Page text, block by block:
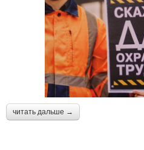
читать дальше →